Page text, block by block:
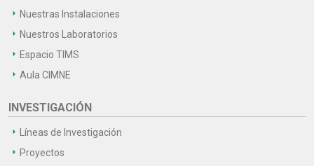
Nuestras Instalaciones
Nuestros Laboratorios
Espacio TIMS
Aula CIMNE
INVESTIGACIÓN
Líneas de Investigación
Proyectos